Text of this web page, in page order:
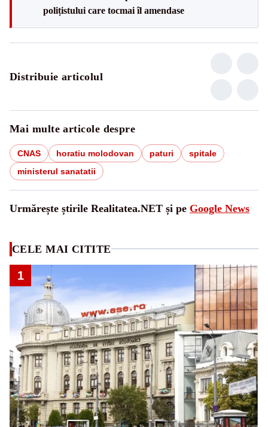
polițistului care tocmai îl amendase
Distribuie articolul
Mai multe articole despre
CNAS horatiu molodovan paturi
spitale
ministerul sanatatii
Urmărește știrile Realitatea.NET și pe Google News
CELE MAI CITITE
1